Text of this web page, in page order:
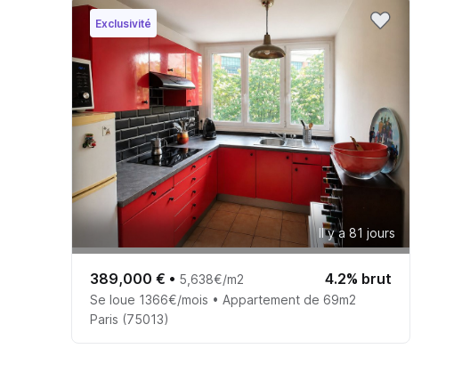
Exclusivité
Il y a 81 jours
389,000 € • 5,638€/m2 4.2% brut
Se loue 1366€/mois • Appartement de 69m2
Paris (75013)